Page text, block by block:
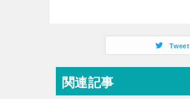
Tweet
関連記事